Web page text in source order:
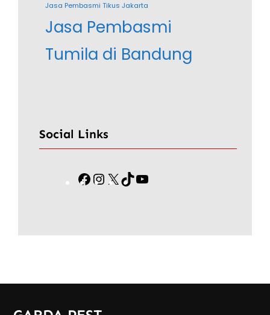
Jasa Pembasmi Tikus Jakarta
Jasa Pembasmi
Tumila di Bandung
Social Links
F
e
k
t
X T
T T